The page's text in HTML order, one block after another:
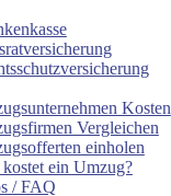
Kosten
Vergleichen
einholen
kostet ein Umzug?
/ FAQ